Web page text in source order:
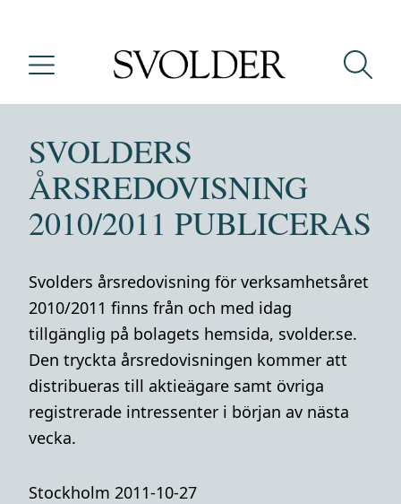
SVOLDERS
ÅRSREDOVISNING
2010/2011 PUBLICERAS
Svolders årsredovisning för verksamhetsåret
2010/2011 finns från och med idag
tillgänglig på bolagets hemsida, svolder.se.
Den tryckta årsredovisningen kommer att
distribueras till aktieägare samt övriga
registrerade intressenter i början av nästa
vecka.
Stockholm 2011-10-27